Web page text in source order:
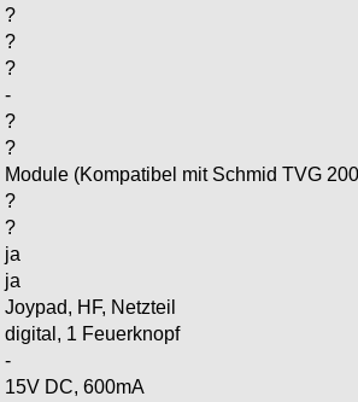
?
?
?
-
?
?
Module (Kompatibel mit Schmid TVG
?
?
ja
ja
Joypad, HF, Netzteil
digital, 1 Feuerknopf
-
15V DC, 600mA